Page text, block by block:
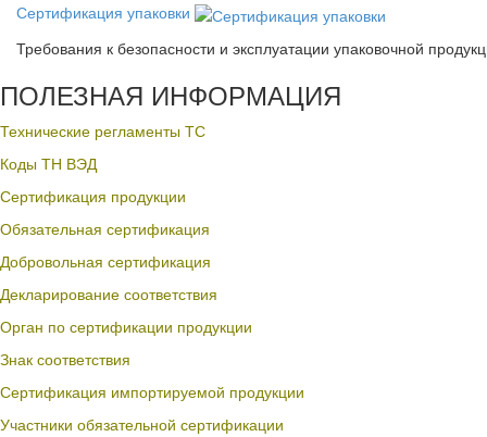
Сертификация упаковки
Требования к безопасности и эксплуатации упаковочной
ПОЛЕЗНАЯ ИНФОРМАЦИЯ
Технические регламенты ТС
Коды ТН ВЭД
Сертификация продукции
Обязательная сертификация
Добровольная сертификация
Декларирование соответствия
Орган по сертификации продукции
Знак соответствия
Сертификация импортируемой продукции
Участники обязательной сертификации